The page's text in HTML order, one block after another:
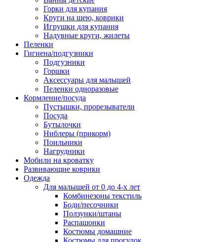
Горки для купания
Круги на шею, коврики
Игрушки для купания
Надувные круги, жилеты
Пеленки
Гигиена/подгузники
Подгузники
Горшки
Аксессуары для малышей
Пеленки одноразовые
Кормление/посуда
Пустышки, прорезыватели
Посуда
Бутылочки
Ниблеры (прикорм)
Поильники
Нагрудники
Мобили на кроватку
Развивающие коврики
Одежда
Для малышей от 0 до 4-х лет
Комбинезоны текстиль
Боди/песочники
Ползунки/штаны
Распашонки
Костюмы домашние
Костюмы для прогулок